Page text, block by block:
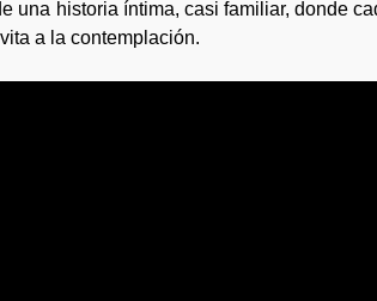
una historia íntima, casi familiar, donde
a la contemplación.